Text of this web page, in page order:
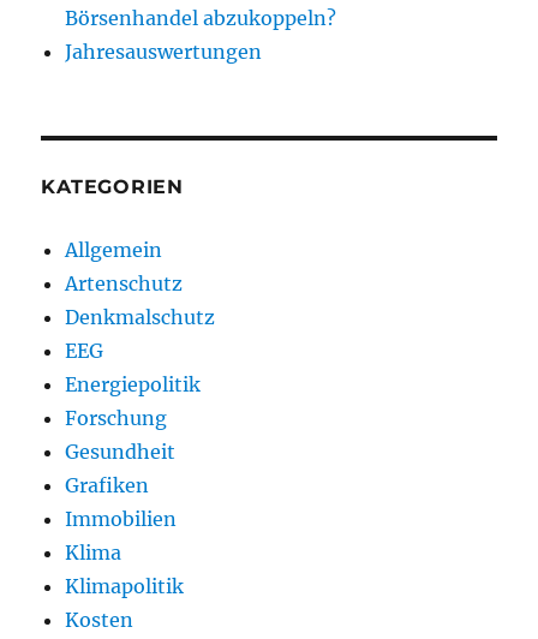
Börsenhandel abzukoppeln?
Jahresauswertungen
KATEGORIEN
Allgemein
Artenschutz
Denkmalschutz
EEG
Energiepolitik
Forschung
Gesundheit
Grafiken
Immobilien
Klima
Klimapolitik
Kosten